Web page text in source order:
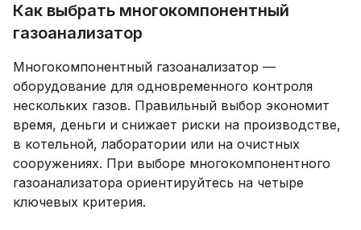
Как выбрать многокомпонентный
газоанализатор
Многокомпонентный газоанализатор —
оборудование для одновременного контроля
нескольких газов. Правильный выбор экономит
время, деньги и снижает риски на производстве,
в котельной, лаборатории или на очистных
сооружениях. При выборе многокомпонентного
газоанализатора ориентируйтесь на четыре
ключевых критерия.